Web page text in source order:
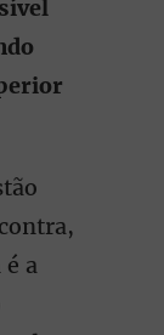
a